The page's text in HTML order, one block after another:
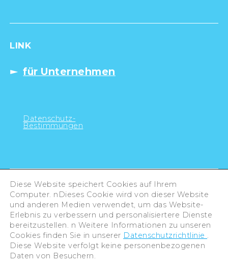
LINK
für Unternehmen
Datenschutz-
Bestimmungen
Diese Website speichert Cookies auf Ihrem
Computer. nDieses Cookie wird von dieser Website
und anderen Medien verwendet, um das Website-
Erlebnis zu verbessern und personalisiertere Dienste
bereitzustellen. n Weitere Informationen zu unseren
Cookies finden Sie in unserer Datenschutzrichtlinie .
Diese Website verfolgt keine personenbezogenen
Daten von Besuchern.